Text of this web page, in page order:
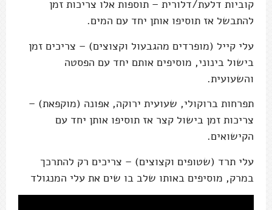
קוביות דלעת/דלורית – תוספות אלו צריכות זמן
להתבשל אז תוסיפו אותן יחד עם המים.
עלי קייל (מופרדים מהגבעול וקצוצים) – צריכים זמן
בישול בינוני, מוסיפים אותם יחד עם הפסטה
והשעועית.
תפרחות ברוקולי, שעועית ירוקה, אפונה (מוקפאת) –
צריכות זמן בישול קצר אז תוסיפו אותן יחד עם
הקישואים.
עלי תרד (שטופים וקצוצים) – צריכים רק להתרכך
במרק, מוסיפים באותו שלב בו שים את עלי המנגולד